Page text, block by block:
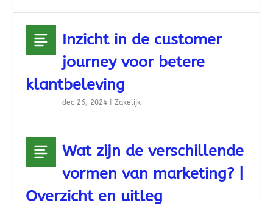
Inzicht in de customer
journey voor betere
klantbeleving
dec 26, 2024 |Zakelijk
Wat zijn de verschillende
vormen van marketing? |
Overzicht en uitleg